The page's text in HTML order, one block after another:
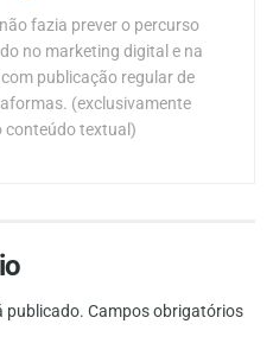
fazia prever o percurso
no marketing digital e na
publicação regular de
(exclusivamente
conteúdo textual)
publicado. Campos obrigatórios